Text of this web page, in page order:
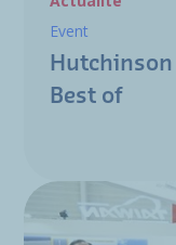
Event
Best of